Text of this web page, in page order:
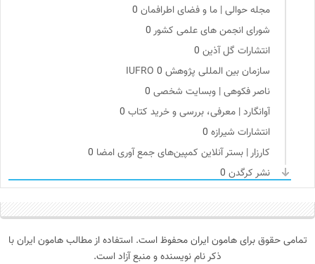
مجله حوالی | ما و فضای اطرافمان
شورای انجمن های علمی کشور
انتشارات گل آذین
سازمان بین المللی پژوهش IUFRO 0
ناصر فکوهی | وبسایت شخصی
آوانگارد | معرفی، بررسی و خرید کتاب
انتشارات شیرازه
کارزار | بستر آنلاین کمپین‌های جمع آوری امضا
نشر کرگدن
انجمن ایرانی مطالعات زنان0
ناولر | برای رمان خوان ها0
انتشارات هرمس0
جار | کیوسک دیجیتال مطبوعات0
تمامی حقوق برای هامون ایران محفوظ است. استفاده از مطالب هامون ایران با
ذکر نام نویسنده و منبع آزاد است.